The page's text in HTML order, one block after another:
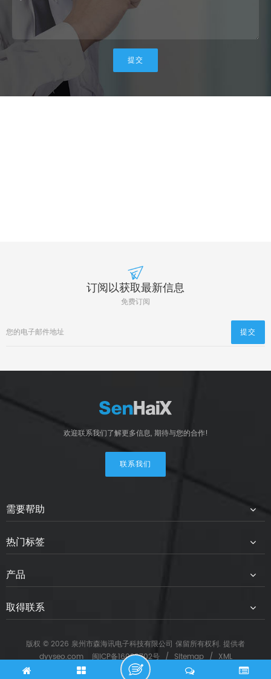
订阅以获取最新信息
免费订阅
欢迎联系我们了解更多信息, 期待与您的合作!
联系我们
需要帮助
热门标签
产品
取得联系
版权 © 2026 泉州市森海讯电子科技有限公司 保留所有权利. 提供者
dyyseo.com
闽ICP备16028702号 / Sitemap / XML